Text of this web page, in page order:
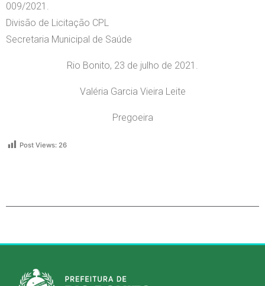
009/2021.
Divisão de Licitação CPL
Secretaria Municipal de Saúde
Rio Bonito, 23 de julho de 2021.
Valéria Garcia Vieira Leite
Pregoeira
Post Views: 26